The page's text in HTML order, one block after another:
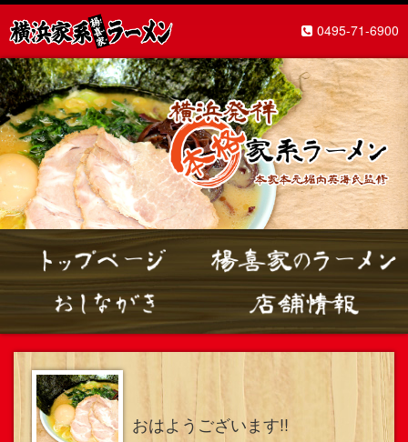
0495-71-6900
おはようございます!!